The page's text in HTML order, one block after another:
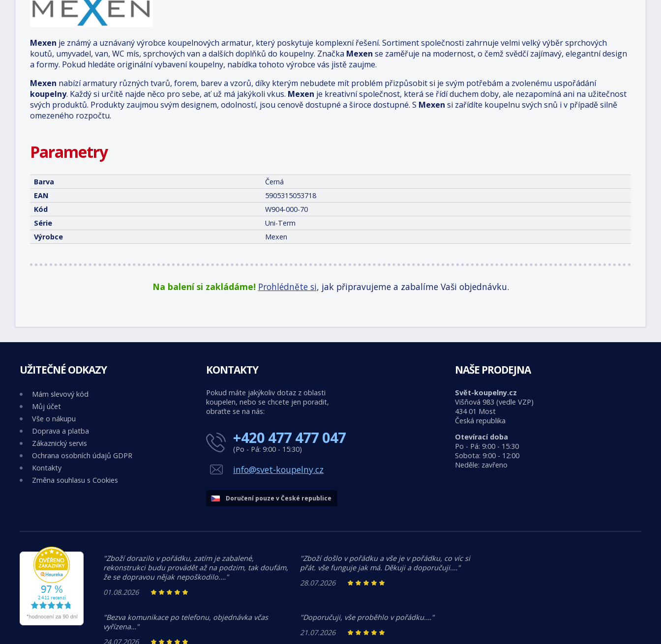
Mexen je známý a uznávaný výrobce koupelnových armatur, který poskytuje komplexní řešení. Sortiment společnosti zahrnuje velmi velký výběr sprchových
koutů, umyvadel, van, WC mís, sprchových van a dalších doplňků do koupelny. Značka Mexen se zaměřuje na modernost, o čemž svědčí zajímavý, elegantní design
a formy. Pokud hledáte originální vybavení koupelny, nabídka tohoto výrobce vás jistě zaujme.
Mexen nabízí armatury různých tvarů, forem, barev a vzorů, díky kterým nebudete mít problém přizpůsobit si je svým potřebám a zvolenému uspořádání
koupelny. Každý si určitě najde něco pro sebe, ať už má jakýkoli vkus. Mexen je kreativní společnost, která se řídí duchem doby, ale nezapomíná ani na užitečnost
svých produktů. Produkty zaujmou svým designem, odolností, jsou cenově dostupné a široce dostupné. S Mexen si zařídíte koupelnu svých snů i v případě silně
omezeného rozpočtu.
Parametry
Barva
Černá
EAN
5905315053718
Kód
W904-000-70
Série
Uni-Term
Výrobce
Mexen
Na balení si zakládáme! Prohlédněte si, jak připravujeme a zabalíme Vaši objednávku.
UŽITEČNÉ ODKAZY
Mám slevový kód
Můj účet
Vše o nákupu
Doprava a platba
Zákaznický servis
Ochrana osobních údajů GDPR
Kontakty
Změna souhlasu s Cookies
KONTAKTY
Pokud máte jakýkoliv dotaz z oblasti
koupelen, nebo se chcete jen poradit,
obraťte se na nás:
+420 477 477 047
(Po - Pá: 9:00 - 15:30)
info@svet-koupelny.cz
Doručení pouze v České republice
NAŠE PRODEJNA
Svět-koupelny.cz
Višňová 983 (vedle VZP)
434 01 Most
Česká republika
Otevírací doba
Po - Pá: 9:00 - 15:30
Sobota: 9:00 - 12:00
Neděle: zavřeno
"Zboží dorazilo v pořádku, zatím je zabalené,
rekonstrukci budu provádět až na podzim, tak doufám,
že se dopravou nějak nepoškodilo.…"
01.08.2026
"Zboží došlo v pořádku a vše je v pořádku, co víc si
přát. vše funguje jak má. Děkuji a doporučuji.…"
28.07.2026
"Bezva komunikace po telefonu, objednávka včas
vyřízena…"
24.07.2026
"Doporučuji, vše proběhlo v pořádku.…"
21.07.2026